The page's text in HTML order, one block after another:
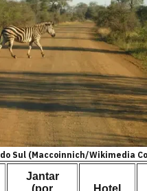
Sul (Maccoinnich/Wikimedia
Jantar